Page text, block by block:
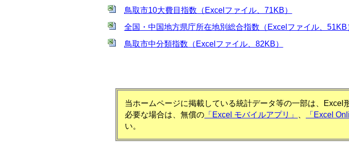
鳥取市10大費目指数（Excelファイル、71KB）
全国・中国地方県庁所在地別総合指数（Excelファイル、51KB
鳥取市中分類指数（Excelファイル、82KB）
当ホームページに掲載している統計データ等の一部は、
必要な場合は、無償の 「Excel モバイルアプリ」 「Excel
い。